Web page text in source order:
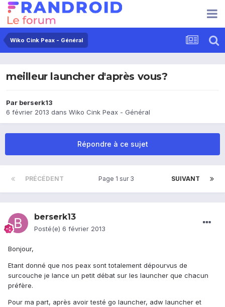
Wiko Cink Peax - Général
meilleur launcher d'après vous?
Par berserk13
6 février 2013 dans Wiko Cink Peax - Général
Répondre à ce sujet
PRÉCÉDENT SUIVANT
Page 1 sur 3
berserk13
Posté(e) 6 février 2013
Bonjour,
Etant donné que nos peax sont totalement dépourvus de
surcouche je lance un petit débat sur les launcher que chacun
préfère.
Pour ma part, après avoir testé go launcher, adw launcher et